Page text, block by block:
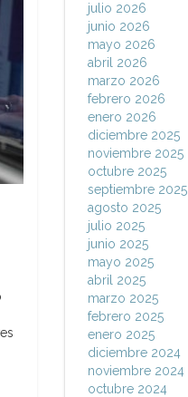
julio 2026
junio 2026
mayo 2026
abril 2026
marzo 2026
febrero 2026
enero 2026
diciembre 2025
noviembre 2025
octubre 2025
septiembre 2025
agosto 2025
julio 2025
junio 2025
mayo 2025
abril 2025
marzo 2025
febrero 2025
enero 2025
diciembre 2024
noviembre 2024
octubre 2024